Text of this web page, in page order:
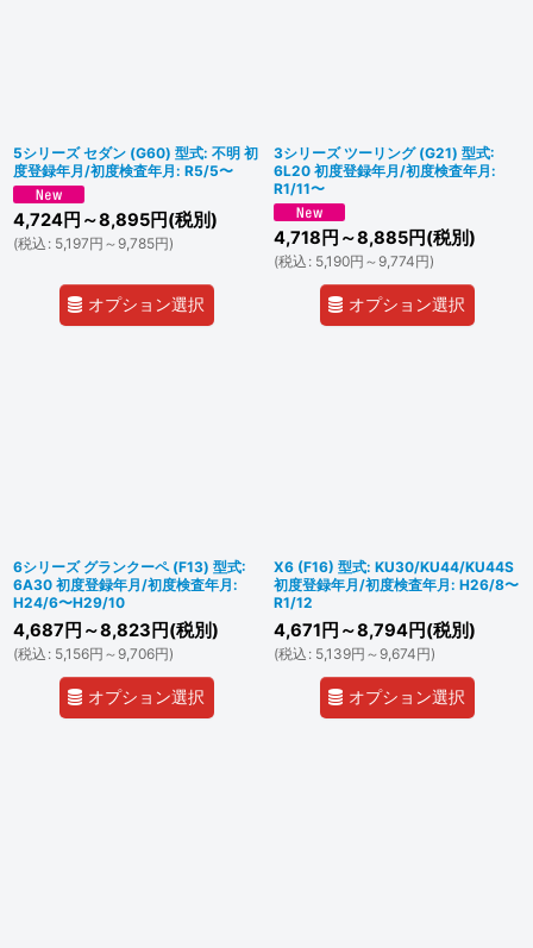
5シリーズ セダン (G60) 型式: 不明 初
度登録年月/初度検査年月: R5/5〜
4,724円 ～8,895円(税別)
(税込 : 5,197円 ～9,785円)
オプション選択
3シリーズ ツーリング (G21) 型式:
6L20 初度登録年月/初度検査年月:
R1/11〜
4,718 円 ～8,885円(税別)
(税込 : 5,190円 ～9,774円)
オプション選択
6シリーズ グランクーペ (F13) 型式:
6A30 初度登録年月/初度検査年月:
H24/6〜H29/10
4,687 円 ～8,823 円(税別)
(税込 : 5,156円 ～9,706円)
オプション選択
X6 (F16) 型式: KU30/KU44/KU44S
初度登録年月/初度検査年月: H26/8〜
R1/12
4,671 円 ～8,794円(税別)
(税込 : 5,139円 ～9,674円)
オプション選択